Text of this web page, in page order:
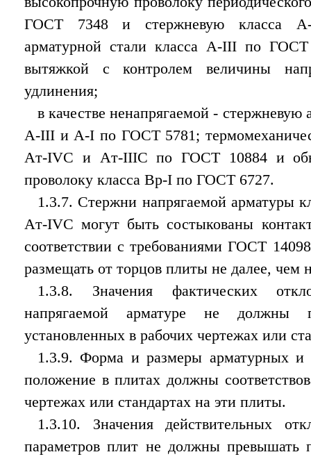
ГОСТ 7348 и стержневую класса A-
арматурной стали класса A-III по
вытяжкой с контролем величины
удлинения;
в качестве ненапрягаемой - стержневую
A-III и A-I по ГОСТ 5781;
Aт-IVC и Aт-IIIС по ГОСТ 10884 и
проволоку класса Вр-I по ГОСТ 6727.
1.3.7. Стержни напрягаемой арматуры
Aт-IVC могут быть состыкованы
соответствии с требованиями ГОСТ
размещать от торцов плиты не далее, чем
1.3.8. Значения фактических
напрягаемой арматуре не должны
установленных в рабочих чертежах или
1.3.9. Форма и размеры арматурных и
положение в плитах должны
чертежах или стандартах на эти плиты.
1.3.10. Значения действительных
параметров плит не должны превышать